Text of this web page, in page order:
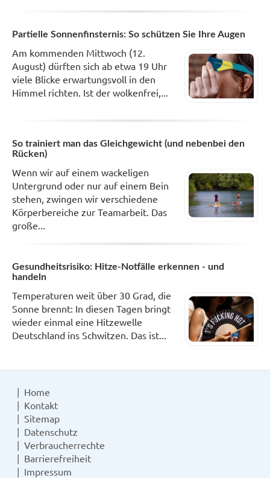
Partielle Sonnenfinsternis: So schützen Sie Ihre Augen
Am kommenden Mittwoch (12.
August) dürften sich ab etwa 19 Uhr
viele Blicke erwartungsvoll in den
Himmel richten. Ist der wolkenfrei,...
So trainiert man das Gleichgewicht (und nebenbei den
Rücken)
Wenn wir auf einem wackeligen
Untergrund oder nur auf einem Bein
stehen, zwingen wir verschiedene
Körperbereiche zur Teamarbeit. Das
große...
Gesundheitsrisiko: Hitze-Notfälle erkennen - und
handeln
Temperaturen weit über 30 Grad, die
Sonne brennt: In diesen Tagen bringt
wieder einmal eine Hitzewelle
Deutschland ins Schwitzen. Das ist...
Home
Kontakt
Sitemap
Datenschutz
Verbraucherrechte
Barrierefreiheit
Impressum